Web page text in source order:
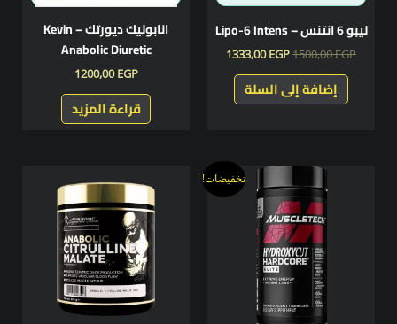
ليبو 6 انتنس – Lipo-6 Intens
1500,00EGP
1333,00EGP
إضافة إلى السلة
انابوليك ديورتك – Kevin
Anabolic Diuretic
1200,00EGP
قراءة المزيد
تخفيضات!
السعر
الأصلي
هو:
1500,00 EGP.
السعر
الحالي